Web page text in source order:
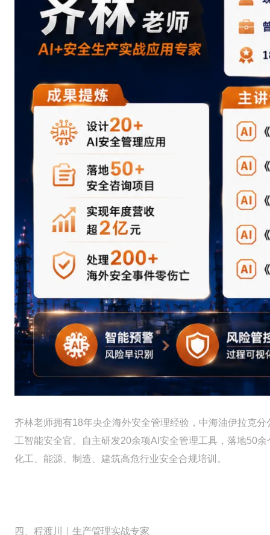
齐林老师拥有18年央企海外安全管理经验，中海油伊拉克
工智能安全官。自主研发20余项AI安全管理工具，落地50
化工、能源、制造、建筑高危行业安全合规培训。
四、程渡川｜生产管理实战专家